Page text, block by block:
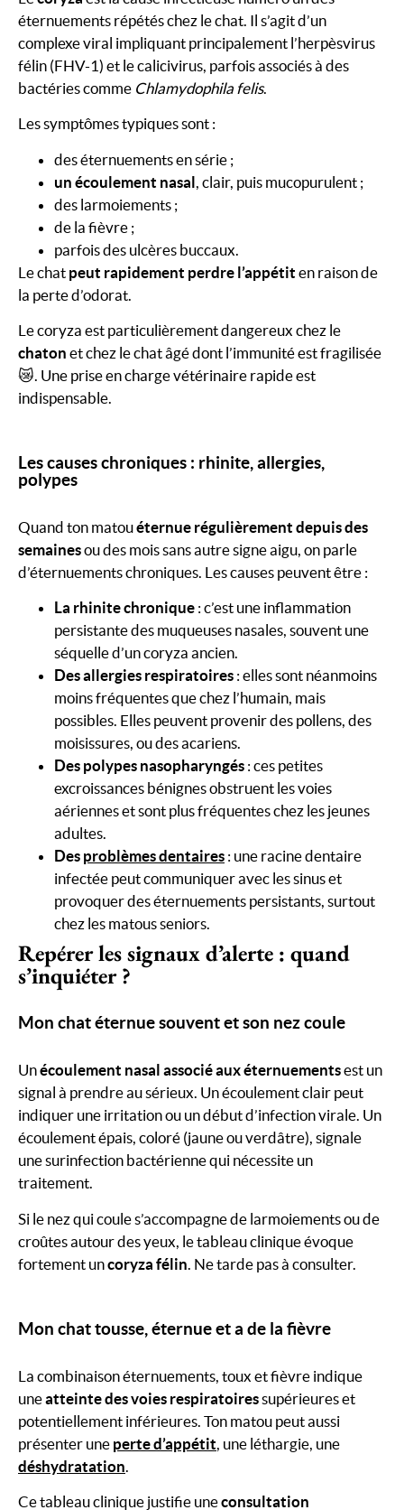
éternuements répétés chez le chat. Il s’agit d’un
complexe viral impliquant principalement l’herpèsvirus
félin (FHV-1) et le calicivirus, parfois associés à des
bactéries comme Chlamydophila felis.
Les symptômes typiques sont :
des éternuements en série ;
un écoulement nasal , clair, puis mucopurulent ;
des larmoiements ;
de la fièvre ;
parfois des ulcères buccaux.
Le chat peut rapidement perdre l’appétit en raison de
la perte d’odorat.
Le coryza est particulièrement dangereux chez le
chaton et chez le chat âgé dont l’immunité est fragilisée
😿. Une prise en charge vétérinaire rapide est
indispensable.
Les causes chroniques : rhinite, allergies,
polypes
Quand ton matouéternue régulièrement depuis des
semainesou des mois sans autre signe aigu, on parle
d’éternuements chroniques. Les causes peuvent être :
La rhinite chronique : c’est une inflammation
persistante des muqueuses nasales, souvent une
séquelle d’un coryza ancien.
Des allergies respiratoires : elles sont néanmoins
moins fréquentes que chez l’humain, mais
possibles. Elles peuvent provenir des pollens, des
moisissures, ou des acariens.
Des polypes nasopharyngés : ces petites
excroissances bénignes obstruent les voies
aériennes et sont plus fréquentes chez les jeunes
adultes.
Des problèmes dentaires : une racine dentaire
infectée peut communiquer avec les sinus et
provoquer des éternuements persistants, surtout
chez les matous seniors.
Repérer les signaux d’alerte : quand
s’inquiéter ?
Mon chat éternue souvent et son nez coule
Unécoulement nasal associé aux éternuementsest un
signal à prendre au sérieux. Un écoulement clair peut
indiquer une irritation ou un début d’infection virale. Un
écoulement épais, coloré (jaune ou verdâtre), signale
une surinfection bactérienne qui nécessite un
traitement.
Si le nez qui coule s’accompagne de larmoiements ou de
croûtes autour des yeux, le tableau clinique évoque
fortement uncoryza félin . Ne tarde pas à consulter.
Mon chat tousse, éternue et a de la fièvre
La combinaison éternuements, toux et fièvre indique
uneatteinte des voies respiratoiressupérieures et
potentiellement inférieures. Ton matou peut aussi
présenter une perte d’appétit , une léthargie, une
déshydratation
Ce tableau clinique justifie uneconsultation